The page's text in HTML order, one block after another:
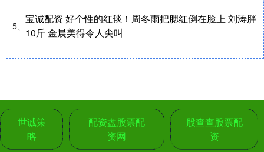
5、
宝诚配资 好个性的红毯！周冬雨把腮红倒在脸上 刘涛胖
10斤 金晨美得令人尖叫
世诚策
略
配资盘股票配
资网
股查查股票配
资